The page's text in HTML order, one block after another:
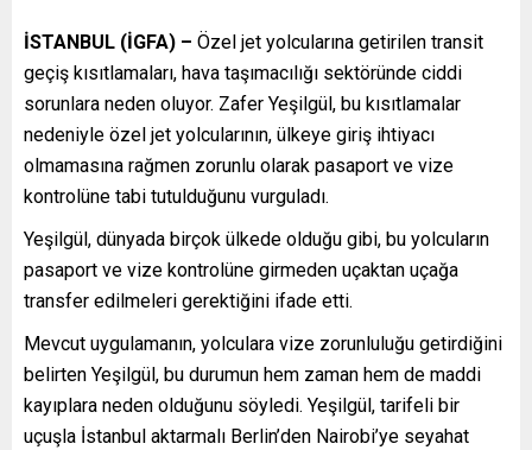
İSTANBUL (İGFA) – Özel jet yolcularına getirilen transit
geçiş kısıtlamaları, hava taşımacılığı sektöründe ciddi
sorunlara neden oluyor. Zafer Yeşilgül, bu kısıtlamalar
nedeniyle özel jet yolcularının, ülkeye giriş ihtiyacı
olmamasına rağmen zorunlu olarak pasaport ve vize
kontrolüne tabi tutulduğunu vurguladı.
Yeşilgül, dünyada birçok ülkede olduğu gibi, bu yolcuların
pasaport ve vize kontrolüne girmeden uçaktan uçağa
transfer edilmeleri gerektiğini ifade etti.
Mevcut uygulamanın, yolculara vize zorunluluğu getirdiğini
belirten Yeşilgül, bu durumun hem zaman hem de maddi
kayıplara neden olduğunu söyledi. Yeşilgül, tarifeli bir
uçuşla İstanbul aktarmalı Berlin’den Nairobi’ye seyahat